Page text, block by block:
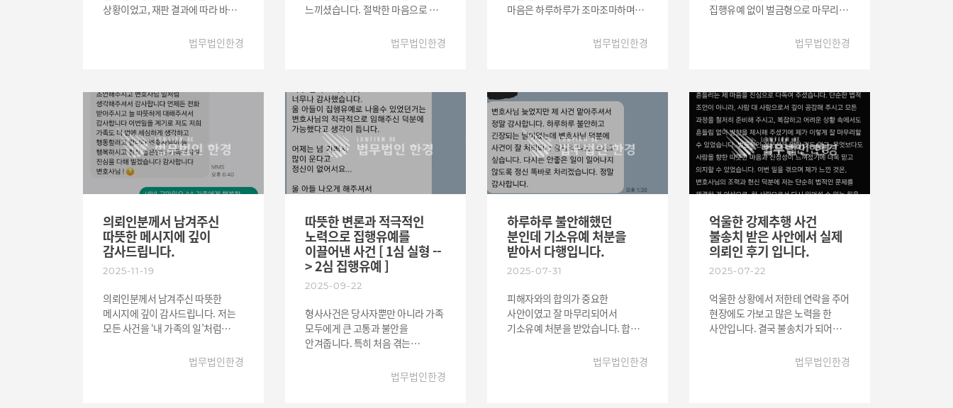
마음에 기대감 없이 전화상담을 했던
것이 의뢰인분은 오히려 다행이며 큰
마무리할 수 있었고, 이에 대한
감사의 마음을 문자로 받았습니다.
분들을 위해 항상 최선을 다
의뢰인분께서 고마운 문자를
주셨습니다. 2026년에도 더욱
보람있는 법률서비스를
드려야하겠다는 마음을 가지며
새롭게 또 시작하려 합니다. 법률적
도움이 필요하실 경우 언제든
주저하지 마시고 한경을 찾아오시면
성심껏 도움드리겠습니다.
깊은 감사 인사를 전해주셨습니다.
상황이었고, 재판 결과에 따라 바로
아버지는 자녀의 문제로 큰 걱정과
법무법인 한경의 변호사들과
직원들의 적극적이고 치밀하게 변호
준비를 진행해 주었고, 그 결과
실형이 예상되던 상황에서 집행유예
판결을 받을 수 있었습니다.
아버지는 이 결과에 대해 깊이
감사하며, 아들이 이번 일을 계기로
지도하겠다는 다짐을 하였습니다.
법무법인한경
느끼셨습니다. 절박한 마음으로 여러
많은 저희 법무법인한경을 만났고
주었습니다. 경찰 조사에도 직접
동행해 주며 가장의 불안과 두려움을
덜어주었고, 조사 이후에도
죄책감으로 잠 못 이루는 의뢰인분을
틈틈히 통화를 하며 마음 약해지지
않도록 도움드렸습니다. 같이 노력한
결과 실형은 면하였고, 바쁜
조언하며 정신적으로 힘이 되주어
거듭 감사하다는 인사를 받았습니다.
비록 하지 말아야 할 실수를
하였지만 의뢰인분의 내면적인 힘든
사정도 있기에 열심히 도와드렸으며
다행히 좋은 결과를 가질 수
있었습니다. # 음주운전 #음주운전
변호사 #음주사건 변호사 #
형사전문변호사 #형사사건변호사
법무법인한경
마음은 하루하루가 조마조마하며
겁니다. 그런 어려움 속에서도 저를
덜어지셨기를 바랍니다. 아드님이
다시 일상 속에서 본연의 모습으로
밝게 지낼 수 있도록 앞으로의 길을
응원하겠습니다! 법무법인 한경은
언제나 가족의 마음을 먼저 생각하는
조력자가 되겠으며, 혹여나 또
걱정되는 순간이 찾아오신다면
아드님과 가족 분들 모두 앞으로는
좋은 일만 가득하시길
바라겠습니다! #형사변호사 #
형사사건변호사 #형사소송
법무법인한경
집행유예 없이 벌금형으로 마무리할
초기부터 사실관계 분석과 대응
하나가 결과를 크게 바꾸기 때문에,
전문적인 조력이 특히 중요합니다.
법무법인 한경은 앞으로도 의뢰인 한
분 한 분의 상황을 깊이 이해하고
최선의 결과를 만들기 위해 끝까지
함께하겠습니다. #음주운전변호사 #
음주변호사 #형사변호사
법무법인한경
의뢰인분께서 남겨주신
따뜻한 메시지에 깊이
감사드립니다.
2025-11-19
의뢰인분께서 남겨주신 따뜻한
메시지에 깊이 감사드립니다. 저는
모든 사건을 ‘내 가족의 일’처럼
수 있도록 항상 곁에서 대응해드리는
법무법인한경
따뜻한 변론과 적극적인
노력으로 집행유예를
이끌어낸 사건 [ 1심 실형 --
> 2심 집행유예 ]
2025-09-22
형사사건은 당사자뿐만 아니라 가족
모두에게 큰 고통과 불안을
안겨줍니다. 특히 처음 겪는
법무법인한경
하루하루 불안해했던
분인데 기소유예 처분을
받아서 다행입니다.
2025-07-31
피해자와의 합의가 중요한
사안이였고 잘 마무리되어서
기소유예 처분을 받았습니다. 합의를
납니다. 이제는 건강하고 올바른
법무법인한경
억울한 강제추행 사건
불송치 받은 사안에서 실제
의뢰인 후기 입니다.
2025-07-22
억울한 상황에서 저한테 연락을 주어
현장에도 가보고 많은 노력을 한
사안입니다. 결국 불송치가 되어
법무법인 한경은 의뢰인 입장에서
법무법인한경